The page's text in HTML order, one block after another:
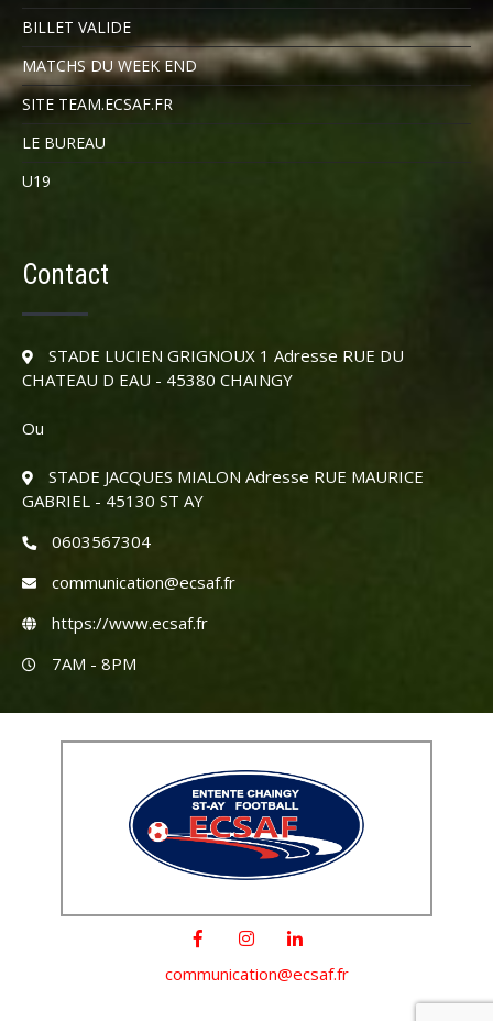
BILLET VALIDE
MATCHS DU WEEK END
SITE TEAM.ECSAF.FR
LE BUREAU
U19
Contact
STADE LUCIEN GRIGNOUX 1 Adresse RUE DU
CHATEAU D EAU - 45380 CHAINGY
Ou
STADE JACQUES MIALON Adresse RUE MAURICE
GABRIEL - 45130 ST AY
0603567304
communication@ecsaf.fr
https://www.ecsaf.fr
7AM - 8PM
communication@ecsaf.fr